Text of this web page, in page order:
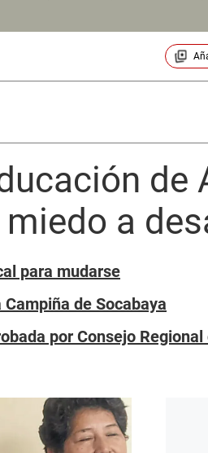
de
a
para mudarse
de Socabaya
por Consejo Regional